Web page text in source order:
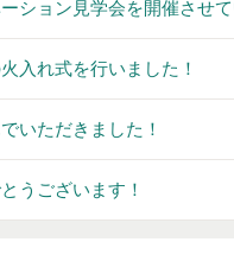
ション見学会を開催させ
入れ式を行いました！
いただきました！
うございます！